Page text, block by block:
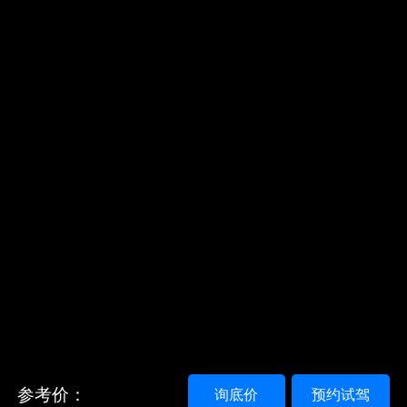
参考价： 预约试驾
询底价